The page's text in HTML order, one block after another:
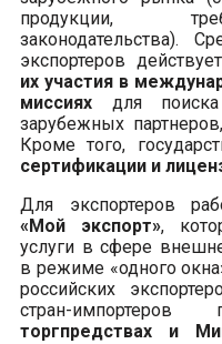
продукции,
законодательства).
экспортеров
их участия в
миссиях для
зарубежных партнеров,
Кроме того,
сертификации и
Для экспортеров
«Мой экспорт»,
услуги в сфере
в режиме «одного
российских
стран-
торгпредствах и